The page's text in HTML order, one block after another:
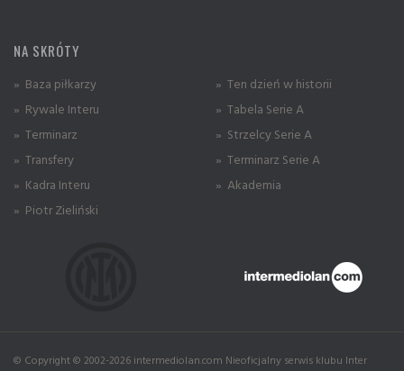
NA SKRÓTY
» Baza piłkarzy
» Rywale Interu
» Terminarz
» Transfery
» Kadra Interu
» Piotr Zieliński
» Ten dzień w historii
» Tabela Serie A
» Strzelcy Serie A
» Terminarz Serie A
» Akademia
© Copyright © 2002-2026 intermediolan.com Nieoficjalny serwis klubu Inter